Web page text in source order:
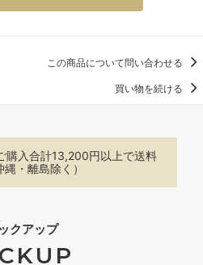
この商品について問い合わせる
買い物を続ける
購入合計13,200円以上で送料
・離島除く）
クアップ